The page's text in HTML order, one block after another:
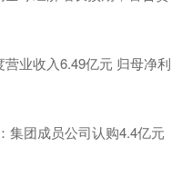
业收入6.49亿元 归母净利
集团成员公司认购4.4亿元